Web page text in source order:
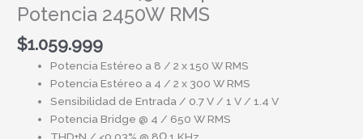
Potencia 2450W RMS
$1.059.999
Potencia Estéreo a 8 / 2 x 150 W RMS
Potencia Estéreo a 4 / 2 x 300 W RMS
Sensibilidad de Entrada / 0.7 V / 1 V / 1.4 V
Potencia Bridge @ 4 / 650 W RMS